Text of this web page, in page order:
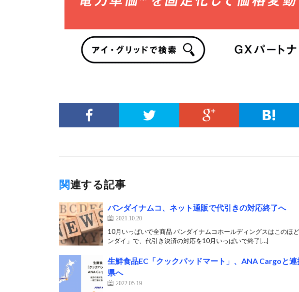
関連する記事
バンダイナムコ、ネット通販で代引きの対応終了へ
2021.10.20
10月いっぱいで全商品 バンダイナムコホールディングスはこのほ
ンダイ」で、代引き決済の対応を10月いっぱいで終了[…]
生鮮食品EC「クックパッドマート」、ANA Cargoと
県へ
2022.05.19